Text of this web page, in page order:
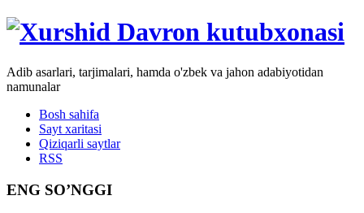
Adib asarlari, tarjimalari, hamda o'zbek va jahon adabiyotidan
namunalar
Bosh sahifa
Sayt xaritasi
Qiziqarli saytlar
RSS
ENG SO’NGGI